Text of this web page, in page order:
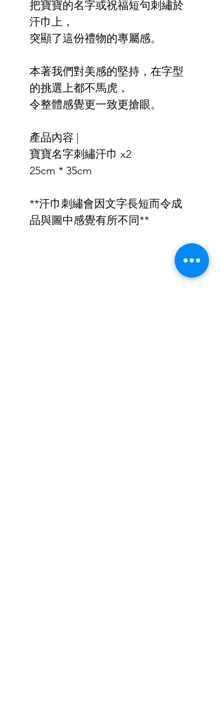
把寶寶的名字或祝福短句刺繡於
汗巾上，
突顯了這份禮物的專屬感。
本著我們對美感的堅持，在字型
的挑選上都不馬虎，
令整體感覺更一致更搶眼。
產品內容 |
寶寶名字刺繡汗巾 x2
25cm * 35cm
**汗巾刺繡會因文字長短而令成
品與圖中感覺有所不同**